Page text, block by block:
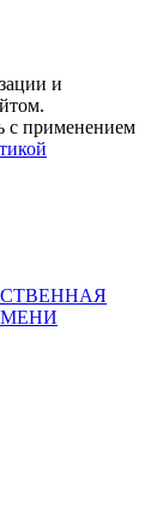
и
с применением